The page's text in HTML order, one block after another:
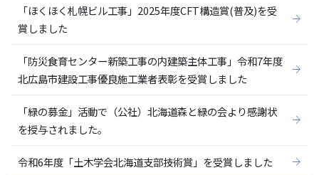
「ほくほく札幌ビル工事」2025年度CFT構造賞(普及)を受
賞しました
「防災食育センター新築工事の内建築主体工事」令和7年度
北広島市建設工事優良施工業者表彰を受賞しました
「緑の募金」活動で（公社）北海道森と緑の会より感謝状
を授与されました。
令和6年度「土木学会北海道支部技術賞」を受賞しました